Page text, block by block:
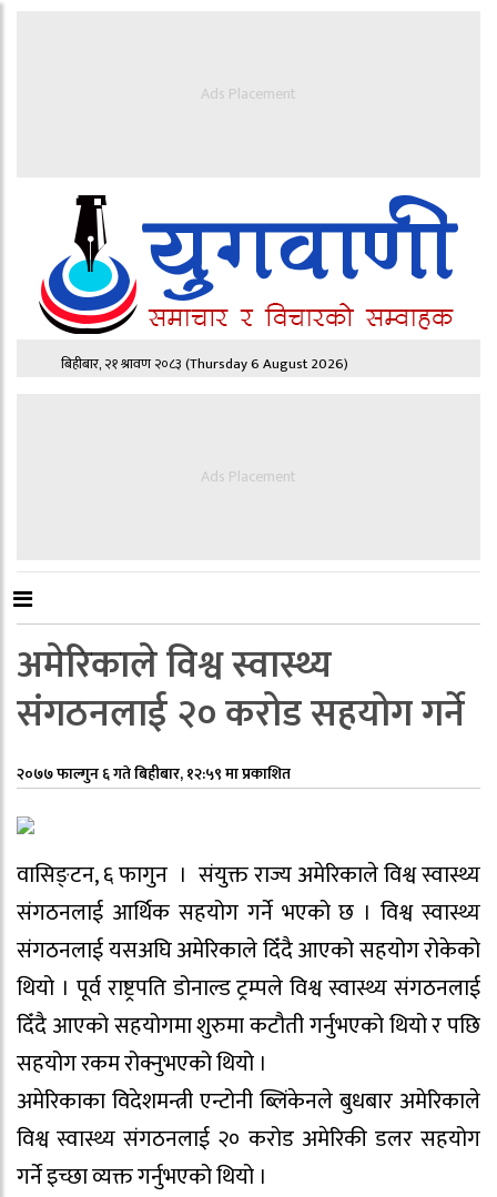
Ads Placement
बिहीबार, २१ श्रावण २०८३(Thursday 6 August 2026)
Ads Placement
अमेरिकाले विश्व स्वास्थ्य
संगठनलाई २० करोड सहयोग गर्ने
२०७७ फाल्गुन ६ गते बिहीबार, १२:५९ मा प्रकाशित
वासिङ्टन, ६ फागुन । संयुक्त राज्य अमेरिकाले विश्व स्वास्थ्य
संगठनलाई आर्थिक सहयोग गर्ने भएको छ । विश्व स्वास्थ्य
संगठनलाई यसअघि अमेरिकाले दिँदै आएको सहयोग रोकेको
थियो । पूर्व राष्ट्रपति डोनाल्ड ट्रम्पले विश्व स्वास्थ्य संगठनलाई
दिँदै आएको सहयोगमा शुरुमा कटौती गर्नुभएको थियो र पछि
सहयोग रकम रोक्नुभएको थियो ।
अमेरिकाका विदेशमन्त्री एन्टोनी ब्लिंकेनले बुधबार अमेरिकाले
विश्व स्वास्थ्य संगठनलाई २० करोड अमेरिकी डलर सहयोग
गर्ने इच्छा व्यक्त गर्नुभएको थियो ।